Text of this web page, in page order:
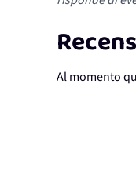
Al momento